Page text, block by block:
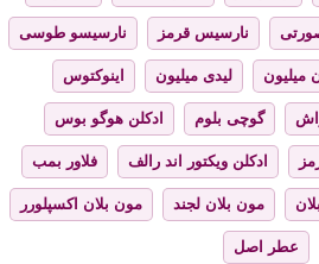
نارسیس قرمز نارسیسو طوسی
میلیون لیدی میلیون اینوکتوس
گوچی بلوم ادکلن هوگو بوس
ادکلن ویکتور اند رالف فلاور بمب
مون بلان لجند مون بلان اکسپلورر
عطر اصل